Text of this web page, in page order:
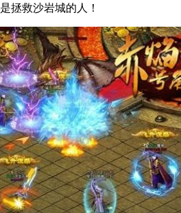
拯救沙岩城的人！